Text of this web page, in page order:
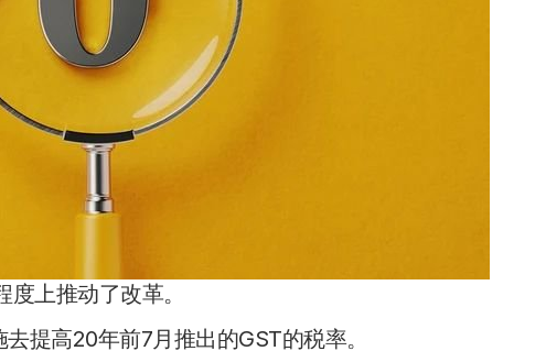
上推动了改革。
提高20年前7月推出的GST的税率。